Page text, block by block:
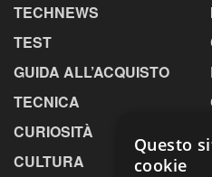
TECHNEWS
TEST
GUIDA ALL’ACQUISTO
TECNICA
CURIOSITÀ
CULTURA
Questo
cookie